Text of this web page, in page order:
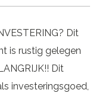
Dit
is rustig gelegen
Dit
investeringsgoed,